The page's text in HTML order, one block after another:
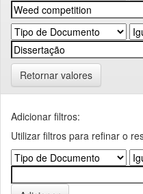
Retornar valores
Adicionar filtros:
Utilizar filtros para refinar o